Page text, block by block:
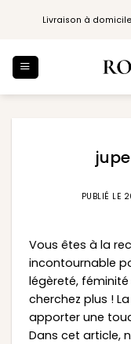
Livraison à
PUBLIÉ LE
Vous êtes à la
incontournable
légèreté,
cherchez plus !
apporter une
Dans cet article,